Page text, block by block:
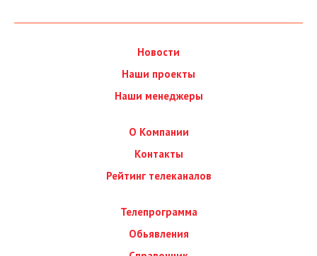
Новости
Наши проекты
Наши менеджеры
О Компании
Контакты
Рейтинг телеканалов
Телепрограмма
Обьявления